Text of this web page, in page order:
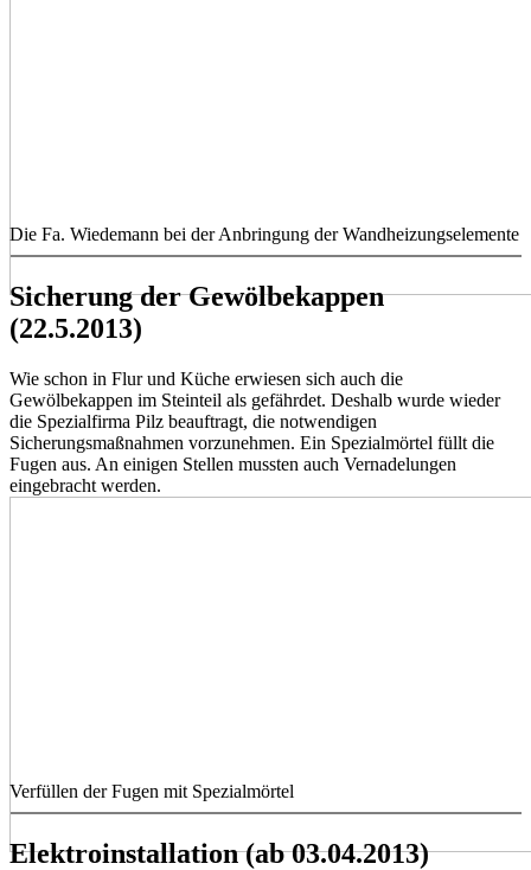
Die Fa. Wiedemann bei der Anbringung der Wandheizungselemente
Sicherung der Gewölbekappen
(22.5.2013)
Wie schon in Flur und Küche erwiesen sich auch die
Gewölbekappen im Steinteil als gefährdet. Deshalb wurde wieder
die Spezialfirma Pilz beauftragt, die notwendigen
Sicherungsmaßnahmen vorzunehmen. Ein Spezialmörtel füllt die
Fugen aus. An einigen Stellen mussten auch Vernadelungen
eingebracht werden.
Verfüllen der Fugen mit Spezialmörtel
Elektroinstallation (ab 03.04.2013)